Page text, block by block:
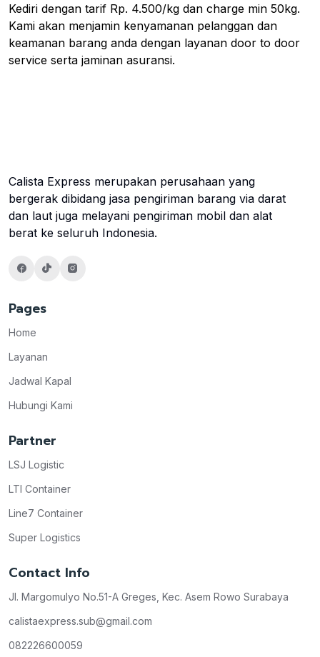
Kediri dengan tarif Rp. 4.500/kg dan charge min 50kg.
Kami akan menjamin kenyamanan pelanggan dan
keamanan barang anda dengan layanan door to door
service serta jaminan asuransi.
Calista Express merupakan perusahaan yang
bergerak dibidang jasa pengiriman barang via darat
dan laut juga melayani pengiriman mobil dan alat
berat ke seluruh Indonesia.
Pages
Home
Layanan
Jadwal Kapal
Hubungi Kami
Partner
LSJ Logistic
LTI Container
Line7 Container
Super Logistics
Contact Info
Jl. Margomulyo No.51-A Greges, Kec. Asem Rowo Surabaya
calistaexpress.sub@gmail.com
082226600059